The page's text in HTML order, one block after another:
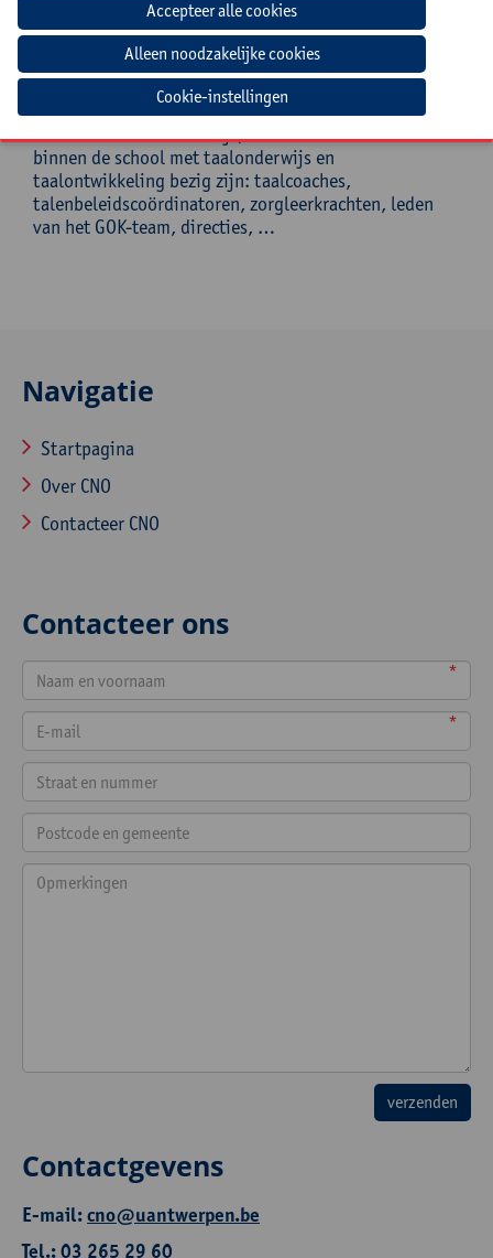
Doelgroep
Deze cursus staat open voor alle leraren Nederlands
(inclusief OKAN en NT2) in het secundair onderwijs en
het volwassenenonderwijs, maar ook voor anderen die
binnen de school met taalonderwijs en
taalontwikkeling bezig zijn: taalcoaches,
talenbeleidscoördinatoren, zorgleerkrachten, leden
van het GOK-team, directies, …
Navigatie
Startpagina
Over CNO
Contacteer CNO
Contacteer ons
*
*
Contactgevens
E-mail:cno@uantwerpen.be
Tel.: 03 265 29 60
Cookie-instellingen